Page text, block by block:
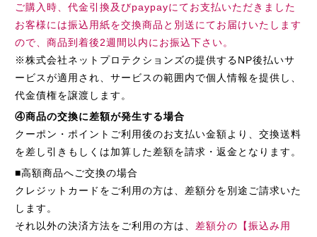
ご購入時、代金引換及びpaypayにてお支払いただきました
お客様には振込用紙を交換商品と別送にてお届けいたします
ので、商品到着後2週間以内にお振込下さい。
※株式会社ネットプロテクションズの提供するNP後払いサ
ービスが適用され、サービスの範囲内で個人情報を提供し、
代金債権を譲渡します。
④商品の交換に差額が発生する場合
クーポン・ポイントご利用後のお支払い金額より、交換送料
を差し引きもしくは加算した差額を請求・返金となります。
■高額商品へご交換の場合
クレジットカードをご利用の方は、差額分を別途ご請求いた
します。
それ以外の決済方法をご利用の方は、 差額分の【振込み用